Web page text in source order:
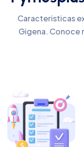
Caracteristicas
Gigena. Conoce